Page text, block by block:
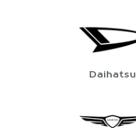
Daihatsu